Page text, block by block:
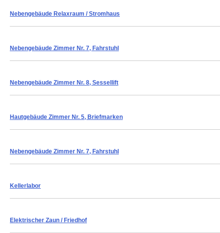
Nebengebäude Relaxraum / Stromhaus
Nebengebäude Zimmer Nr. 7, Fahrstuhl
Nebengebäude Zimmer Nr. 8, Sessellift
Hautgebäude Zimmer Nr. 5, Briefmarken
Nebengebäude Zimmer Nr. 7, Fahrstuhl
Kellerlabor
Elektrischer Zaun / Friedhof